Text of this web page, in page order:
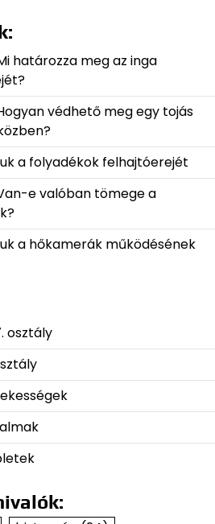
határozza meg az inga
védhető meg egy tojás
a folyadékok felhajtóerejét
e valóban tömege a
a hőkamerák működésének
osztály